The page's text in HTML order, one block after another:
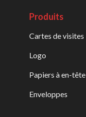
Produits
Cartes de visites
Logo
Papiers à en-tête
Enveloppes